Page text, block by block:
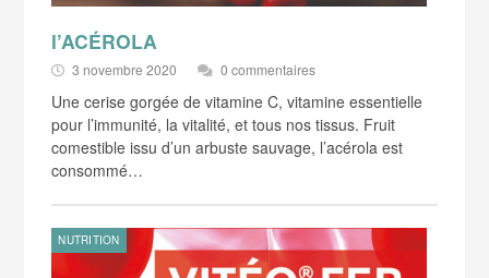
l’ACÉROLA
3 novembre 2020 0 commentaires
Une cerise gorgée de vitamine C, vitamine essentielle
pour l’immunité, la vitalité, et tous nos tissus. Fruit
comestible issu d’un arbuste sauvage, l’acérola est
consommé…
NUTRITION